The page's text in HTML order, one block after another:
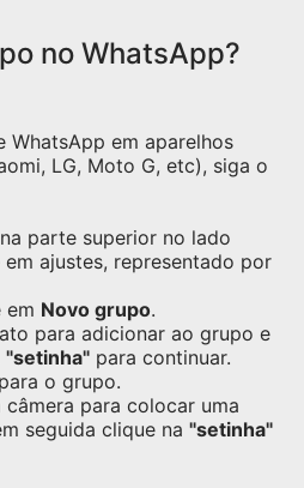
no WhatsApp?
WhatsApp em aparelhos
LG, Moto G, etc), siga o
parte superior no lado
ajustes, representado por
em Novo grupo.
para adicionar ao grupo e
"setinha" para continuar.
o grupo.
para colocar uma
seguida clique na "setinha"